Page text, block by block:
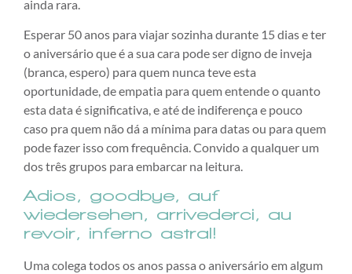
ainda rara.
Esperar 50 anos para viajar sozinha durante 15 dias e ter
o aniversário que é a sua cara pode ser digno de inveja
(branca, espero) para quem nunca teve esta
oportunidade, de empatia para quem entende o quanto
esta data é significativa, e até de indiferença e pouco
caso pra quem não dá a mínima para datas ou para quem
pode fazer isso com frequência. Convido a qualquer um
dos três grupos para embarcar na leitura.
Adios, goodbye, auf
wiedersehen, arrivederci, au
revoir, inferno astral!
Uma colega todos os anos passa o aniversário em algum